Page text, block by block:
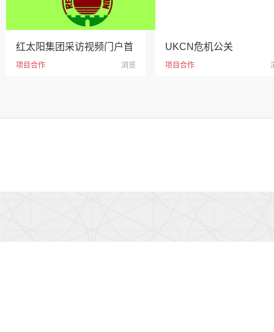
红太阳集团采访视频门户首
项目合作 浏览
UKCN危机公关
项目合作